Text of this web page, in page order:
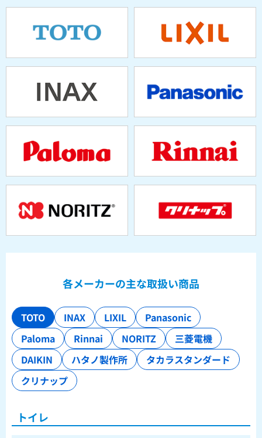
各メーカーの主な取扱い商品
TOTO INAX LIXIL
Panasonic
Paloma
Rinnai NORITZ
三菱電機
DAIKIN
ハタノ製作所
タカラスタンダード
クリナップ
トイレ